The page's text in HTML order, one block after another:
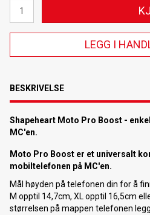
LEGG I
BESKRIVELSE
Shapeheart Moto Pro Boost -
MC'en.
Moto Pro Boost er et universalt
mobiltelefonen på MC'en.
Mål høyden på telefonen din for å
M opptil 14,7cm, XL opptil 16,5cm
størrelsen på mappen telefonen